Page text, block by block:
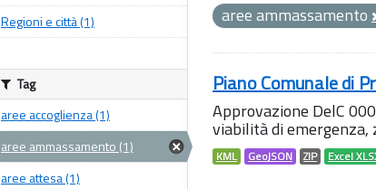
aree ammassamento
Piano Comunale di
Approvazione DelC
viabilità di emergenza,
KML GeoJSON ZIP Excel
Regioni e città (1)
Tag
aree accoglienza (1)
aree ammassamento (1)
aree attesa (1)